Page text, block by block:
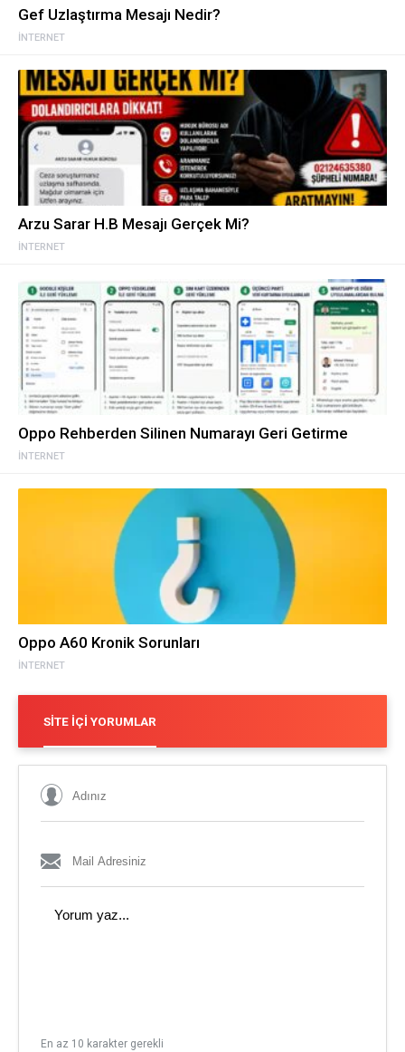
İNTERNET
Gef Uzlaştırma Mesajı Nedir?
İNTERNET
Arzu Sarar H.B Mesajı Gerçek Mi?
İNTERNET
Oppo Rehberden Silinen Numarayı Geri Getirme
İNTERNET
Oppo A60 Kronik Sorunları
SITE İÇI YORUMLAR
En az 10 karakter gerekli